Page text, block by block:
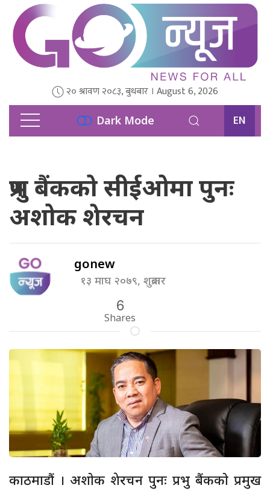
२० श्रावण २०८३, बुधबार । August 6, 2026
Dark Mode EN
प्रभु बैंकको सीईओमा पुनः
अशोक शेरचन
gonew
१३ माघ २०७९, शुक्रबार
6
Shares
काठमाडौं । अशोक शेरचन पुनः प्रभु बैंकको प्रमुख